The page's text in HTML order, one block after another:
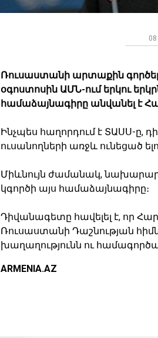
Ռուսաստանի արտաքին
օգոստոսին ԱՄՆ-ում երկու
համաձայնագիրը անվանել է
Ինչպես հաղորդում է ՏԱՍՍ-ը,
ուսանողների առջև ունեցած
Միևնույն ժամանակ, նախարարը
կգործի այս համաձայնագիրը։
Դիվանագետը հավելել է, որ
Ռուսաստանի Դաշնության
խաղաղությունն ու
ARMENIA.AZ